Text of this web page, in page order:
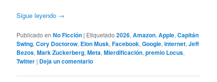
Sigue leyendo →
Publicado en No Ficción | Etiquetado 2026,Amazon,Apple,Capitán
Swing,Cory Doctorow, Elon Musk,Facebook,Google,internet,Jeff
Bezos,Mark Zuckerberg,Meta,Mierdificación,premio Locus,
Twitter | Deja un comentario